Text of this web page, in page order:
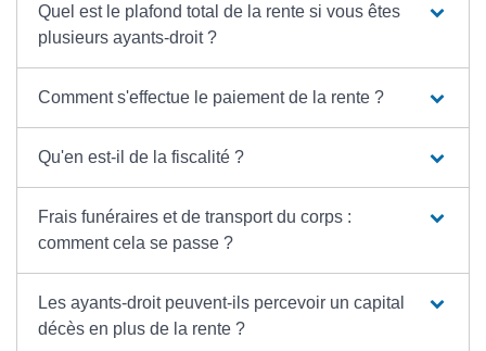
Quel est le plafond total de la rente si vous êtes
plusieurs ayants-droit ?
Comment s'effectue le paiement de la rente ?
Qu'en est-il de la fiscalité ?
Frais funéraires et de transport du corps :
comment cela se passe ?
Les ayants-droit peuvent-ils percevoir un capital
décès en plus de la rente ?